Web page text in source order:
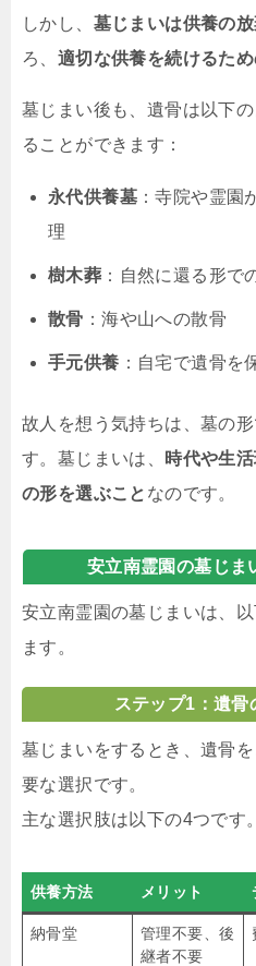
しかし、 墓じまいは供養の
ろ、 適切な供養を続けるた
墓じまい後も、遺骨は以下
ることができます：
永代供養墓 ：寺院や霊園
理
樹木葬 ：自然に還る形で
散骨 ：海や山への散骨
手元供養 ：自宅で遺骨を
故人を想う気持ちは、墓の
す。墓じまいは、
時代や生
の形を選ぶこと なのです。
安立南霊園の墓じま
安立南霊園の墓じまいは、
ます。
ステップ1：遺骨
墓じまいをするとき、遺骨
要な選択です。
主な選択肢は以下の4つです。
供養方法 メリット
納骨堂
管理不要、後
継者不要